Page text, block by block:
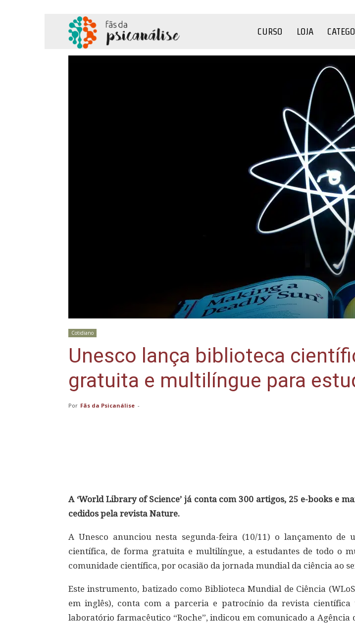
CURSO LOJA
Cotidiano
Unesco lança biblioteca
gratuita e multilíngue para
Por Fãs da Psicanálise -
A ‘World Library of Science’ já conta com 300 artigos, 25 e-books e
cedidos pela revista Nature.
A Unesco anunciou nesta segunda-feira (10/11) o lançamento de
científica, de forma gratuita e multilíngue, a estudantes de todo o
comunidade científica, por ocasião da jornada mundial da ciência ao
Este instrumento, batizado como Biblioteca Mundial de Ciência
em inglês), conta com a parceria e patrocínio da revista científica
laboratório farmacêutico “Roche”, indicou em comunicado a Agência